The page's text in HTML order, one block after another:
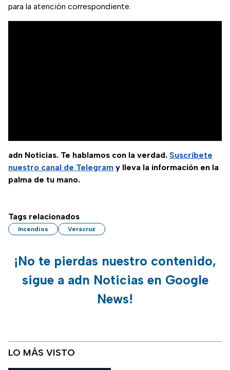
para la atención correspondiente.
adn Noticias. Te hablamos con la verdad. Suscríbete
nuestro canal de Telegram y lleva la información en la
palma de tu mano.
Tags relacionados
Incendios Veracruz
¡No te pierdas nuestro contenido,
sigue a adn Noticias en Google
News!
LO MÁS VISTO